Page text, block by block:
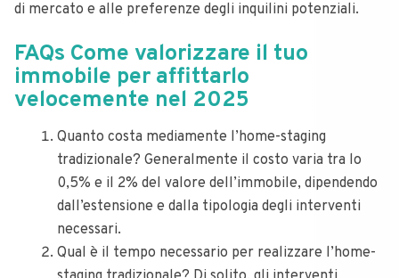
di mercato e alle preferenze degli inquilini potenziali.
FAQs Come valorizzare il tuo
immobile per affittarlo
velocemente nel 2025
Quanto costa mediamente l’home-staging
tradizionale? Generalmente il costo varia tra lo
0,5% e il 2% del valore dell’immobile, dipendendo
dall’estensione e dalla tipologia degli interventi
necessari.
Qual è il tempo necessario per realizzare l’home-